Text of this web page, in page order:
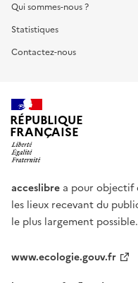
Qui sommes-nous ?
Statistiques
Contactez-nous
RÉPUBLIQUE
FRANÇAISE
acceslibre a pour objectif
les lieux recevant du
le plus largement possible.
www.ecologie.gouv.fr